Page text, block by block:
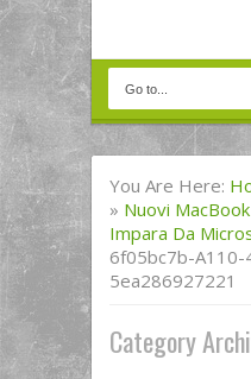
You Are Here:
» Nuovi
Impara Da
6f05bc7b-
5ea286927221
Category